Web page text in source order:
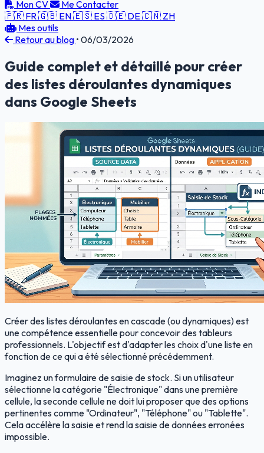
Mon CV
Me Contacter
🇫🇷 FR🇬🇧 EN🇪🇸 ES 🇩🇪 DE🇨🇳 ZH
Mes outils
Retour au blog • 06/03/2026
Guide complet et détaillé pour créer
des listes déroulantes dynamiques
dans Google Sheets
Créer des listes déroulantes en cascade (ou dynamiques) est
une compétence essentielle pour concevoir des tableurs
professionnels. L'objectif est d'adapter les choix d'une liste en
fonction de ce qui a été sélectionné précédemment.
Imaginez un formulaire de saisie de stock. Si un utilisateur
sélectionne la catégorie "Électronique" dans une première
cellule, la seconde cellule ne doit lui proposer que des options
pertinentes comme "Ordinateur", "Téléphone" ou "Tablette".
Cela accélère la saisie et rend la saisie de données erronées
impossible.